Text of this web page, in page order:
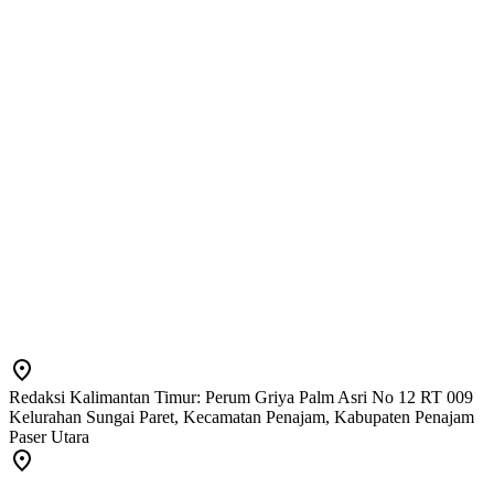
Redaksi Kalimantan Timur: Perum Griya Palm Asri No 12 RT 009
Kelurahan Sungai Paret, Kecamatan Penajam, Kabupaten Penajam
Paser Utara